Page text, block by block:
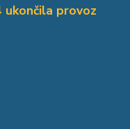
ukončila provoz